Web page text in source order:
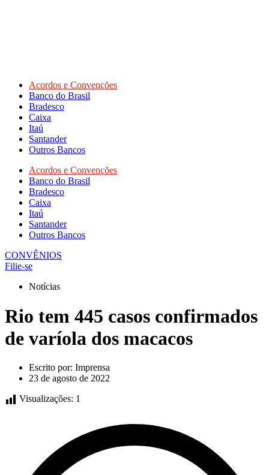
Acordos e Convenções
Banco do Brasil
Bradesco
Caixa
Itaú
Santander
Outros Bancos
Acordos e Convenções
Banco do Brasil
Bradesco
Caixa
Itaú
Santander
Outros Bancos
CONVÊNIOS
Filie-se
Notícias
Rio tem 445 casos confirmados
de varíola dos macacos
Escrito por: Imprensa
23 de agosto de 2022
Visualizações: 1